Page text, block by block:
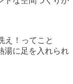
え！ってこと
湯に足を入れられ